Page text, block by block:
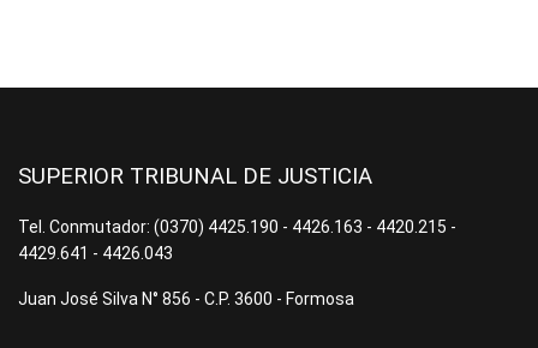
SUPERIOR TRIBUNAL DE JUSTICIA
Tel. Conmutador: (0370) 4425.190 - 4426.163 - 4420.215 -
4429.641 - 4426.043
Juan José Silva N° 856 - C.P. 3600 - Formosa